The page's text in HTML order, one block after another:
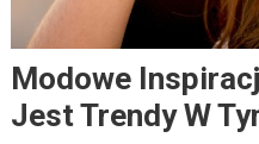
Modowe
Jest Trendy W